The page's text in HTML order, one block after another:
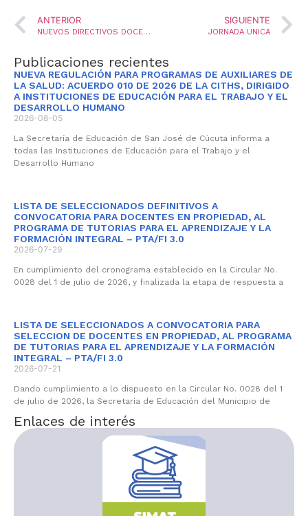
ANTERIOR
NUEVOS DIRECTIVOS DOCENTES RECIBIERON INDUCCIÓN
SIGUIENTE
JORNADA UNICA
Publicaciones recientes
NUEVA REGULACIÓN PARA PROGRAMAS DE AUXILIARES DE
LA SALUD: ACUERDO 010 DE 2026 DE LA CITHS, DIRIGIDO
A INSTITUCIONES DE EDUCACIÓN PARA EL TRABAJO Y EL
DESARROLLO HUMANO
2026-08-05
La Secretaría de Educación de San José de Cúcuta informa a
todas las Instituciones de Educación para el Trabajo y el
Desarrollo Humano
LISTA DE SELECCIONADOS DEFINITIVOS A
CONVOCATORIA PARA DOCENTES EN PROPIEDAD, AL
PROGRAMA DE TUTORIAS PARA EL APRENDIZAJE Y LA
FORMACIÓN INTEGRAL – PTA/FI 3.0
2026-07-29
En cumplimiento del cronograma establecido en la Circular No.
0028 del 1 de julio de 2026, y finalizada la etapa de respuesta a
LISTA DE SELECCIONADOS A CONVOCATORIA PARA
SELECCION DE DOCENTES EN PROPIEDAD, AL PROGRAMA
DE TUTORIAS PARA EL APRENDIZAJE Y LA FORMACIÓN
INTEGRAL – PTA/FI 3.0
2026-07-21
Dando cumplimiento a lo dispuesto en la Circular No. 0028 del 1
de julio de 2026, la Secretaría de Educación del Municipio de
Enlaces de interés